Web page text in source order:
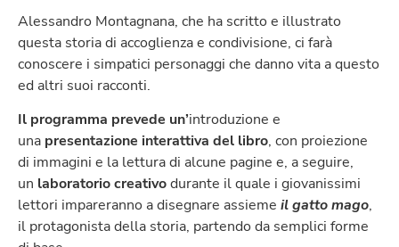
Alessandro Montagnana, che ha scritto e illustrato
questa storia di accoglienza e condivisione, ci farà
conoscere i simpatici personaggi che danno vita a questo
ed altri suoi racconti.
Il programma prevede un’introduzione e
una presentazione interattiva del libro, con proiezione
di immagini e la lettura di alcune pagine e, a seguire,
un laboratorio creativodurante il quale i giovanissimi
lettori impareranno a disegnare assieme il gatto mago,
il protagonista della storia, partendo da semplici forme